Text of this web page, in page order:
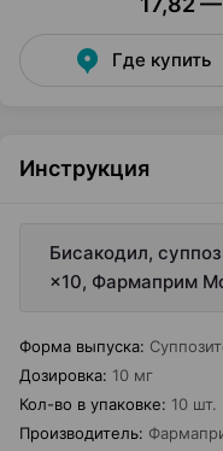
Где купить
Инструкция
Бисакодил,
×10, Фармаприм
Форма выпуска:
Дозировка: 10 мг
Кол-во в упаковке: 10 шт.
Производитель: